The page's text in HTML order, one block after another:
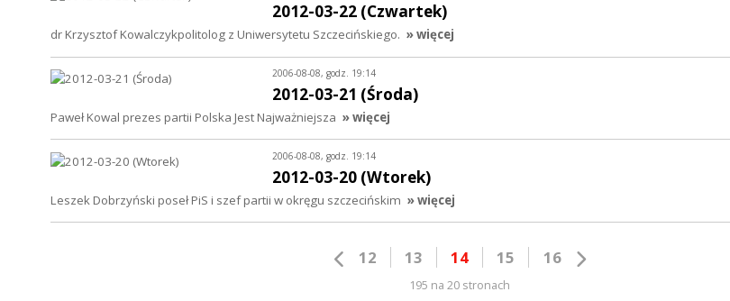
2012-03-22 (Czwartek)
dr Krzysztof Kowalczykpolitolog z Uniwersytetu Szczecińskiego. » więcej
2006-08-08, godz. 19:14
2012-03-21 (Środa)
Paweł Kowal prezes partii Polska Jest Najważniejsza » więcej
2006-08-08, godz. 19:14
2012-03-20 (Wtorek)
Leszek Dobrzyński poseł PiS i szef partii w okręgu szczecińskim » więcej
12 13 14 15 16
195 na 20 stronach